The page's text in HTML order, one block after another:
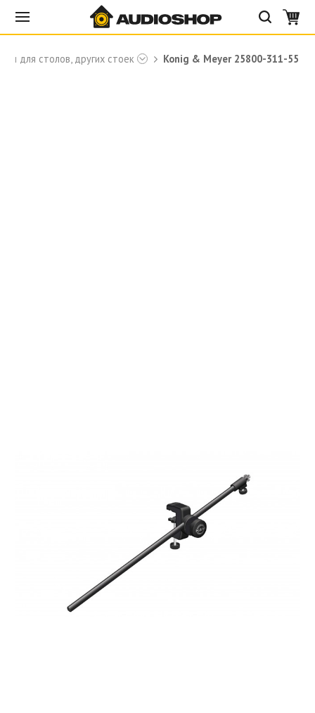
для столов, других стоек Konig & Meyer 25800-311-55